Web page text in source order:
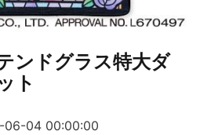
ンドグラス特大ダ
ト
06-04 00:00:00